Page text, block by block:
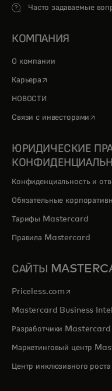
Часто задаваемые
КОМПАНИЯ
О компании
Карьера opens in a new tab
НОВОСТИ
Связи с инвесторами
ЮРИДИЧЕСКИЕ
Конфиденциальность и
Обязательные
Тарифы Mastercard
Правила Mastercard
САЙТЫ
Priceless.com opens in a
Mastercard Business
Разработчики Mastercard
Маркетинговый центр
Центр инклюзивного роста